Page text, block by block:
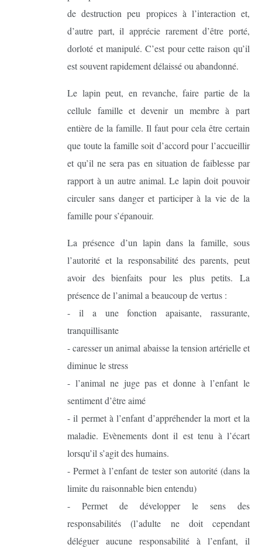
de destruction peu propices à l’interaction et,
d’autre part, il apprécie rarement d’être porté,
dorloté et manipulé. C’est pour cette raison qu’il
est souvent rapidement délaissé ou abandonné.
Le lapin peut, en revanche, faire partie de la
cellule famille et devenir un membre à part
entière de la famille. Il faut pour cela être certain
que toute la famille soit d’accord pour l’accueillir
et qu’il ne sera pas en situation de faiblesse par
rapport à un autre animal. Le lapin doit pouvoir
circuler sans danger et participer à la vie de la
famille pour s’épanouir.
La présence d’un lapin dans la famille, sous
l’autorité et la responsabilité des parents, peut
avoir des bienfaits pour les plus petits. La
présence de l’animal a beaucoup de vertus :
- il a une fonction apaisante, rassurante,
tranquillisante
- caresser un animal abaisse la tension artérielle et
diminue le stress
- l’animal ne juge pas et donne à l’enfant le
sentiment d’être aimé
- il permet à l’enfant d’appréhender la mort et la
maladie. Evènements dont il est tenu à l’écart
lorsqu’il s’agit des humains.
- Permet à l’enfant de tester son autorité (dans la
limite du raisonnable bien entendu)
- Permet de développer le sens des
responsabilités (l’adulte ne doit cependant
déléguer aucune responsabilité à l’enfant, il